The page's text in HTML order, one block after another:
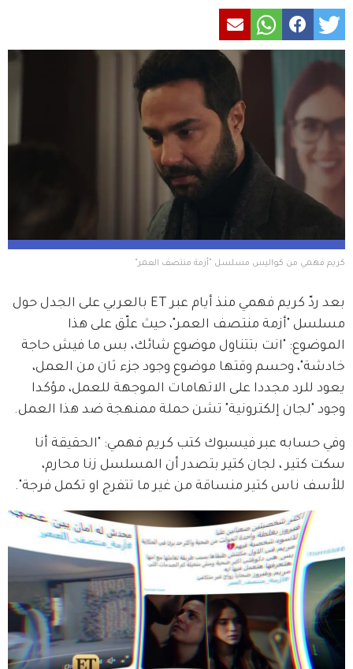
كريم فهمي من كواليس مسلسل "أزمة منتصف العمر"
بعد ردّ كريم فهمي منذ أيام عبر ET بالعربي على الجدل حول
مسلسل "أزمة منتصف العمر"، حيث علّق على هذا
الموضوع: "انت بتتناول موضوع شائك، بس ما فيش حاجة
خادشة"، وحسم وقتها موضوع وجود جزء ثان من العمل،
يعود للرد مجددا على الاتهامات الموجهة للعمل، مؤكدا
وجود "لجان إلكترونية" تشن حملة ممنهجة ضد هذا العمل.
وفي حسابه عبر فيسبوك كتب كريم فهمي: "الحقيقة أنا
سكت كتير ، لجان كتير بتصدر أن المسلسل زنا محارم،
للأسف ناس كتير منساقة من غير ما تتفرج او تكمل فرجة".